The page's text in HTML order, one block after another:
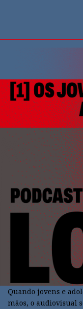
Quando jovens e
mãos, o audiovisual